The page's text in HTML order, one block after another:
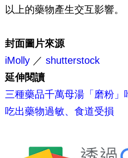
以上的藥物產生交互影響。
封面圖片來源
iMolly ／ shutterstock
延伸閱讀
三種藥品千萬母湯「磨粉」
吃出藥物過敏、食道受損